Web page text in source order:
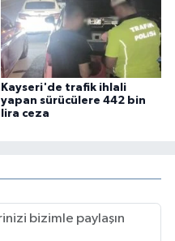
Kayseri'de trafik ihlali
yapan sürücülere 442 bin
lira ceza